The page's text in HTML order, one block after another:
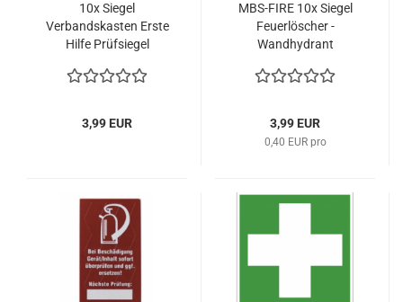
10x Siegel
Verbandskasten Erste
Hilfe Prüfsiegel
3,99 EUR
MBS-FIRE 10x Siegel
Feuerlöscher -
Wandhydrant
3,99 EUR
0,40 EUR pro